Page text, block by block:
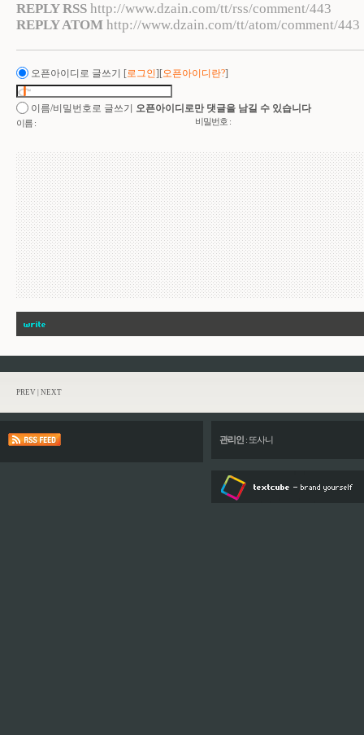
REPLY RSS http://www.dzain.com/tt/rss/comment/443
REPLY ATOM http://www.dzain.com/tt/atom/comment/443
오픈아이디로 글쓰기 [로그인][오픈아이디란?]
이름/비밀번호로 글쓰기 오픈아이디로만 댓글을 남길 수 있습니다
이름 : 비밀번호 :
PREV NEXT
관리인 : 또사니